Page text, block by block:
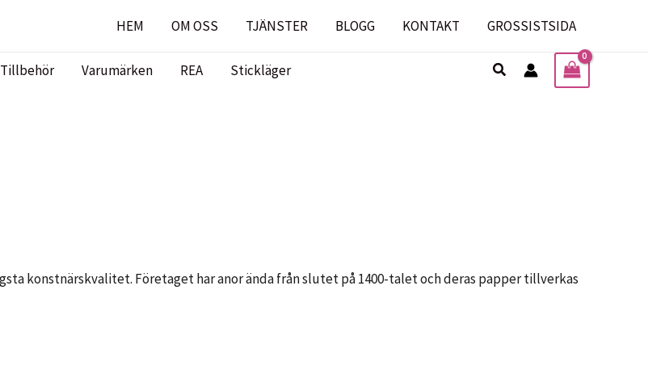
HEM OM OSS TJÄNSTER BLOGG KONTAKT GROSSISTSIDA
Tillbehör Varumärken REA Stickläger Sök
konstnärskvalitet. Företaget har anor ända från slutet på 1400-talet och deras papper tillverkas